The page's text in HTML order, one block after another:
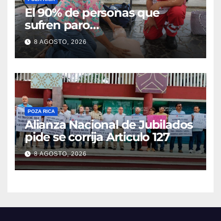
El 90% de personas que
sufren paro
cardiorrespiratorio mueren
8 AGOSTO, 2026
POZA RICA
Alianza Nacional de Jubilados
pide se corrija Articulo 127
8 AGOSTO, 2026